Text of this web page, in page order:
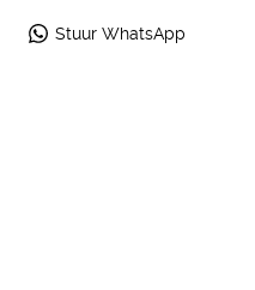
Stuur WhatsApp